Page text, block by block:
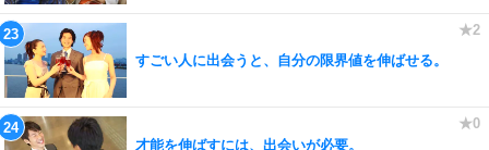
すごい人に出会うと、自分の限界値を伸ばせる。
才能を伸ばすには、出会いが必要。